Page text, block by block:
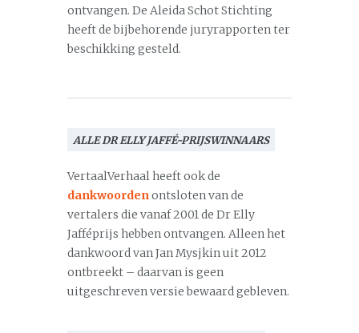
ontvangen. De Aleida Schot Stichting
heeft de bijbehorende juryrapporten ter
beschikking gesteld.
ALLE DR ELLY JAFFÉ-PRIJSWINNAARS
VertaalVerhaal heeft ook de
dankwoordenontsloten van de
vertalers die vanaf 2001 de Dr Elly
Jafféprijs hebben ontvangen. Alleen het
dankwoord van Jan Mysjkin uit 2012
ontbreekt – daarvan is geen
uitgeschreven versie bewaard gebleven.